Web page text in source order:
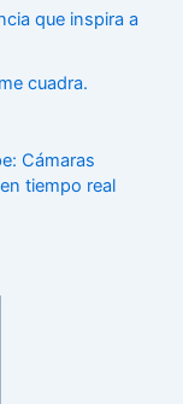
que inspira a
cuadra.
Cámaras
tiempo real